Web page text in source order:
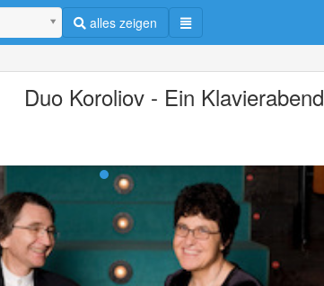
alles zeigen
Duo Koroliov - Ein Klavierabend